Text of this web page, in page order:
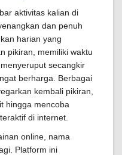
aktivitas kalian di
dan penuh
harian yang
pikiran, memiliki waktu
secangkir
berharga. Berbagai
kembali pikiran,
hingga mencoba
di internet.
online, nama
Platform ini